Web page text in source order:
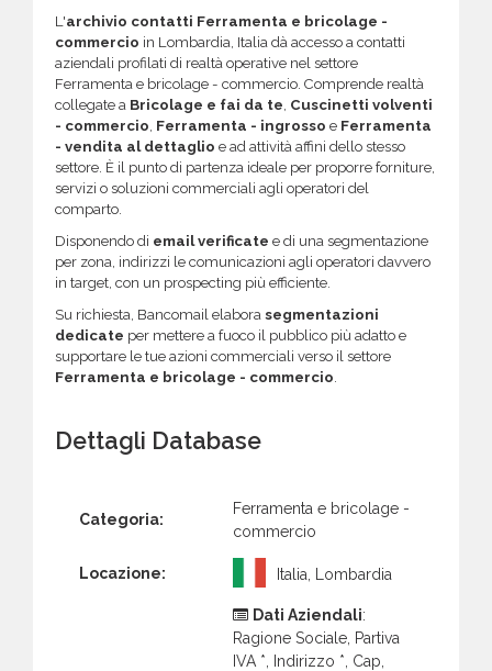
L'archivio contatti Ferramenta e bricolage -
commercio in Lombardia, Italia dà accesso a contatti
aziendali profilati di realtà operative nel settore
Ferramenta e bricolage - commercio. Comprende realtà
collegate a Bricolage e fai da te, Cuscinetti volventi
- commercio, Ferramenta - ingrosso e Ferramenta
- vendita al dettaglio e ad attività affini dello stesso
settore. È il punto di partenza ideale per proporre forniture,
servizi o soluzioni commerciali agli operatori del
comparto.
Disponendo di email verificate e di una segmentazione
per zona, indirizzi le comunicazioni agli operatori davvero
in target, con un prospecting più efficiente.
Su richiesta, Bancomail elabora segmentazioni
dedicate per mettere a fuoco il pubblico più adatto e
supportare le tue azioni commerciali verso il settore
Ferramenta e bricolage - commercio.
Dettagli Database
Categoria:
Ferramenta e bricolage -
commercio
Locazione: Italia, Lombardia
Dati Aziendali:
Ragione Sociale, Partiva
IVA *, Indirizzo *, Cap,